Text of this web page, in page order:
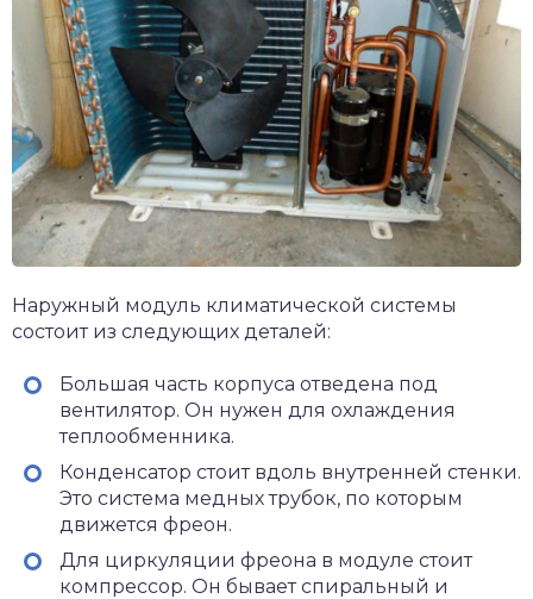
Наружный модуль климатической системы
состоит из следующих деталей:
Большая часть корпуса отведена под
вентилятор. Он нужен для охлаждения
теплообменника.
Конденсатор стоит вдоль внутренней стенки.
Это система медных трубок, по которым
движется фреон.
Для циркуляции фреона в модуле стоит
компрессор. Он бывает спиральный и